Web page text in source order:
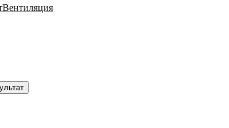
Вентиляция